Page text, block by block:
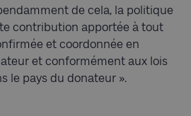
de cela, la politique
contribution apportée à tout
et coordonnée en
et conformément aux lois
le pays du donateur ».